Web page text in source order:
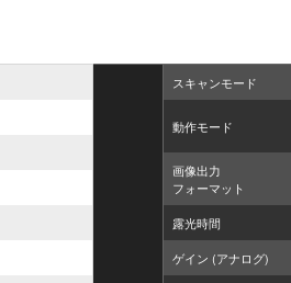
スキャンモード
動作モード
画像出力
フォーマット
露光時間
ゲイン (アナログ)